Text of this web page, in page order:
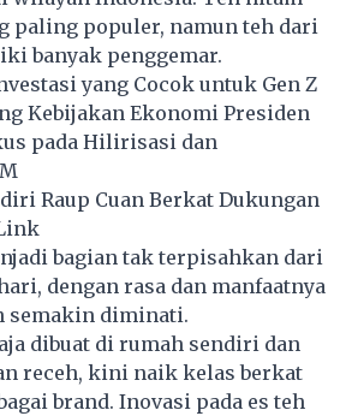
paling populer, namun teh dari
banyak penggemar.
yang Cocok untuk Gen Z
Kebijakan Ekonomi Presiden
pada Hilirisasi dan
Raup Cuan Berkat Dukungan
bagian tak terpisahkan dari
dengan rasa dan manfaatnya
semakin diminati.
dibuat di rumah sendiri dan
receh, kini naik kelas berkat
brand. Inovasi pada es teh